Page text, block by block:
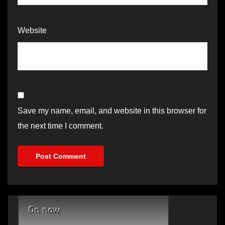
Website
Save my name, email, and website in this browser for
the next time I comment.
On now